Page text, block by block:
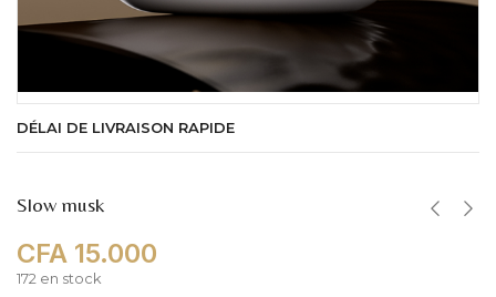
DÉLAI DE LIVRAISON RAPIDE
Slow musk
CFA 15.000
172 en stock